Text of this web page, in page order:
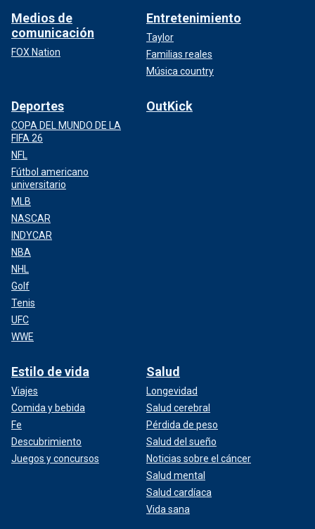
Medios de
comunicación
FOX Nation
Entretenimiento
Taylor
Familias reales
Música country
Deportes
COPA DEL MUNDO DE LA
FIFA 26
NFL
Fútbol americano
universitario
MLB
NASCAR
INDYCAR
NBA
NHL
Golf
Tenis
UFC
WWE
OutKick
Estilo de vida
Viajes
Comida y bebida
Fe
Descubrimiento
Juegos y concursos
Salud
Longevidad
Salud cerebral
Pérdida de peso
Salud del sueño
Noticias sobre el cáncer
Salud mental
Salud cardíaca
Vida sana